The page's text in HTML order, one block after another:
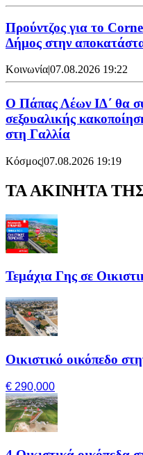
Προύντζος για το
Δήμος στην
Κοινωνία|07.08.2026 19:22
Ο Πάπας Λέων ΙΔ΄ θα
σεξουαλικής
στη Γαλλία
Κόσμος|07.08.2026 19:19
ΤΑ ΑΚΙΝΗΤΑ
Τεμάχια Γης σε
Οικιστικό οικόπεδο
€ 290,000